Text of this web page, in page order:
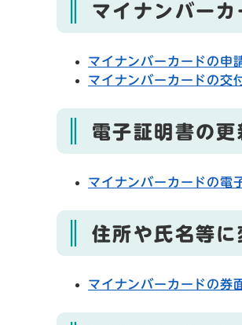
マイナンバーカ
マイナンバーカードの申
マイナンバーカードの交
電子証明書の
マイナンバーカードの電
住所や氏名等に
マイナンバーカードの券